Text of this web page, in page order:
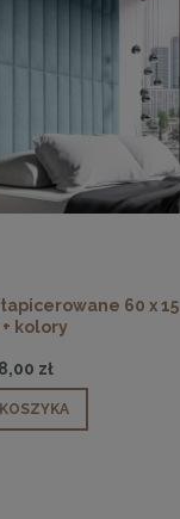
60 x 15
kolory
zł